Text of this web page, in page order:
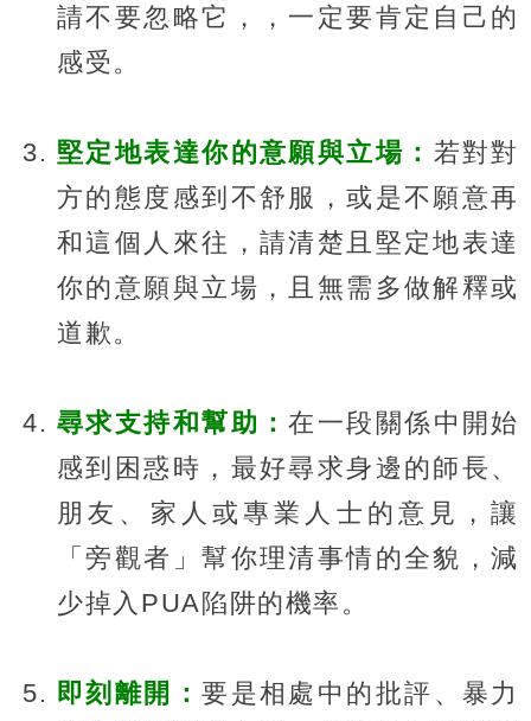
請不要忽略它，，一定要肯定自己的
感受。
堅定地表達你的意願與立場： 若對對
方的態度感到不舒服，或是不願意再
和這個人來往，請清楚且堅定地表達
你的意願與立場，且無需多做解釋或
道歉。
尋求支持和幫助：在一段關係中開始
感到困惑時，最好尋求身邊的師長、
朋友、家人或專業人士的意見，讓
「旁觀者」幫你理清事情的全貌，減
少掉入PUA陷阱的機率。
即刻離開：要是相處中的批評、暴力